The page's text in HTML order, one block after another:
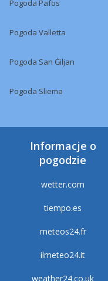
Pogoda Pafos
Pogoda Valletta
Pogoda San Ġiljan
Pogoda Sliema
Informacje o
pogodzie
wetter.com
tiempo.es
meteos24.fr
ilmeteo24.it
weather24.co.uk